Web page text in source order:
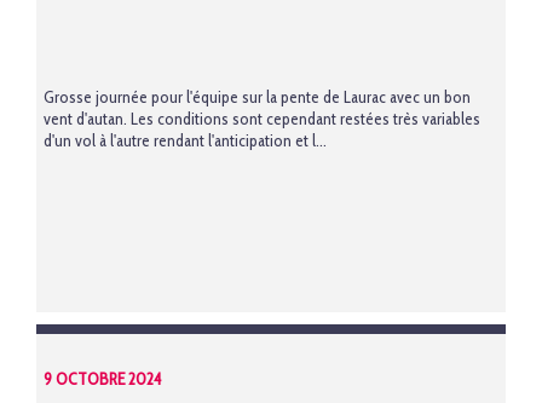
Grosse journée pour l'équipe sur la pente de Laurac avec un bon
vent d'autan. Les conditions sont cependant restées très variables
d'un vol à l'autre rendant l'anticipation et l...
9 OCTOBRE 2024